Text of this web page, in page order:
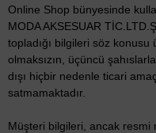
Online Shop bünyesinde
MODA AKSESUAR
topladığı bilgileri söz
olmaksızın, üçüncü
dışı hiçbir nedenle ticari
satmamaktadır.
Müşteri bilgileri, ancak resmi